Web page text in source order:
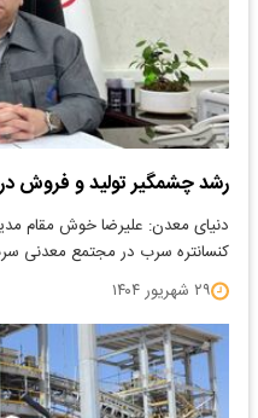
رشد چشمگیر تولید و فروش
دنیای معدن: علیرضا خوش مقام
کنسانتره سرب در مجتمع معدنی سرب
۲۹ شهریور ۱۴۰۴